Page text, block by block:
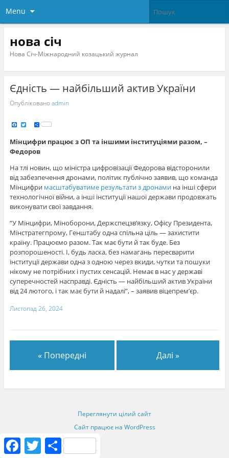
Menu
нова січ
Нова Січ-Міжнародний козацький журнал
Єдність — найбільший актив України
Опублікованоadmin
Fa
e
b
o
o
Tw
t
t
e
r
S
h
r
e
Мінцифри працює з ОП та іншими інституціями разом, –
Федоров
На тлі новин, що міністра цифровізації Федорова відсторонили
від забезпечення дронами, політик публічно заявив, що команда
Мінцифри масштабуватиме результати з дронамина інші сфери
технологічної війни, а інші інституції нашої держави продовжать
виконувати свої завдання.
“У Мінцифри, Міноборони, Держспецзвʼязку, Офісу Президента,
Мінстратегпрому, Генштабу одна спільна ціль — захистити
країну. Працюємо разом. Так має бути й так буде. Без
розпорошеності. І, будь ласка, без намагань пересварити
інституції держави одна з одною через вкиди, чутки та пошуки
нікому не потрібних і пустих сенсацій. Немає в нас у державі
суперечностей насправді. Єдність — найбільший актив України
від 24 лютого, і так має бути й надалі”, – заявив віцепрем’єр.
Листопад 26, 2024
« Попередні Далі »
Переглянути цілий сайт
Сайт працює на WordPress
S
h